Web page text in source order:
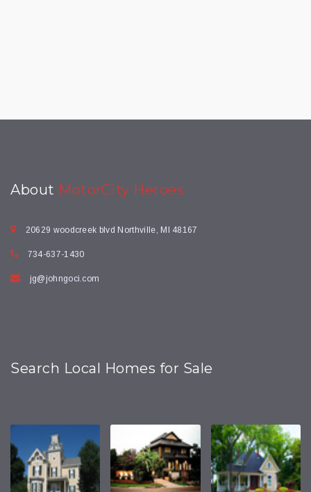
About MotorCity Heroes
20629 woodcreek blvd Northville, MI 48167
734-637-1430
jg@johngoci.com
Search Local Homes for Sale